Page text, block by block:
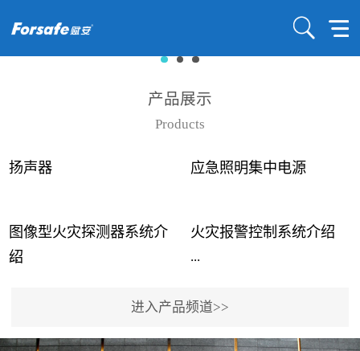
产品展示
Products
扬声器 应急照明集中电源
图像型火灾探测器系统介
绍
...
事故频发，传统的火灾探
火灾报警控制系统介绍
...
用了具有仲裁机制和冗余
进入产品频道>>